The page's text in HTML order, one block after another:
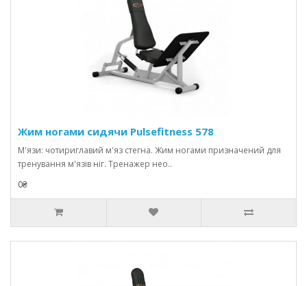
Жим ногами сидячи Pulsefitness 578
М'язи: чотириглавий м'яз стегна. Жим ногами призначений для
тренування м'язів ніг. Тренажер нео..
0₴